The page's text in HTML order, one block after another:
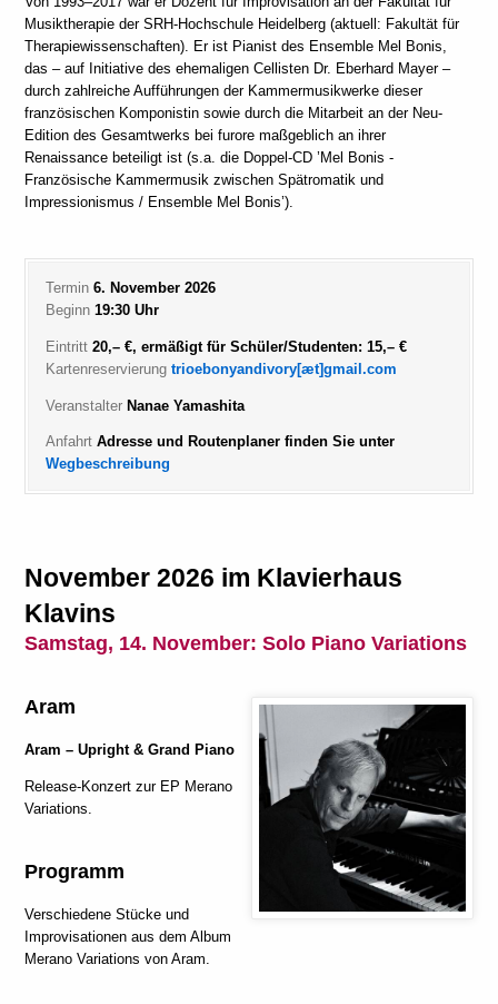
Musiktherapie der SRH-Hochschule Heidelberg (aktuell: Fakultät für
Therapiewissenschaften). Er ist Pianist des Ensemble Mel Bonis,
das – auf Initiative des ehemaligen Cellisten Dr. Eberhard Mayer –
durch zahlreiche Aufführungen der Kammermusikwerke dieser
französischen Komponistin sowie durch die Mitarbeit an der Neu-
Edition des Gesamtwerks bei furore maßgeblich an ihrer
Renaissance beteiligt ist (s.a. die Doppel-CD ’Mel Bonis -
Französische Kammermusik zwischen Spätromatik und
Impressionismus / Ensemble Mel Bonis’).
Termin6. November 2026
Beginn19:30 Uhr
Eintritt20,– €, ermäßigt für Schüler/Studenten: 15,– €
Kartenreservierungtrioebonyandivory[æt]gmail.com
VeranstalterNanae Yamashita
AnfahrtAdresse und Routenplaner finden Sie unter
Wegbeschreibung
November 2026 im Klavierhaus
Klavins
Samstag, 14. November:Solo Piano Variations
Aram
Aram – Upright & Grand Piano
Release-Konzert zur EP Merano
Variations.
Programm
Verschiedene Stücke und
Improvisationen aus dem Album
Merano Variations von Aram.